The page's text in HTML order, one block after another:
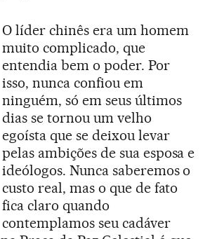
O líder chinês era um homem
muito complicado, que
entendia bem o poder. Por
isso, nunca confiou em
ninguém, só em seus últimos
dias se tornou um velho
egoísta que se deixou levar
pelas ambições de sua esposa e
ideólogos. Nunca saberemos o
custo real, mas o que de fato
fica claro quando
contemplamos seu cadáver